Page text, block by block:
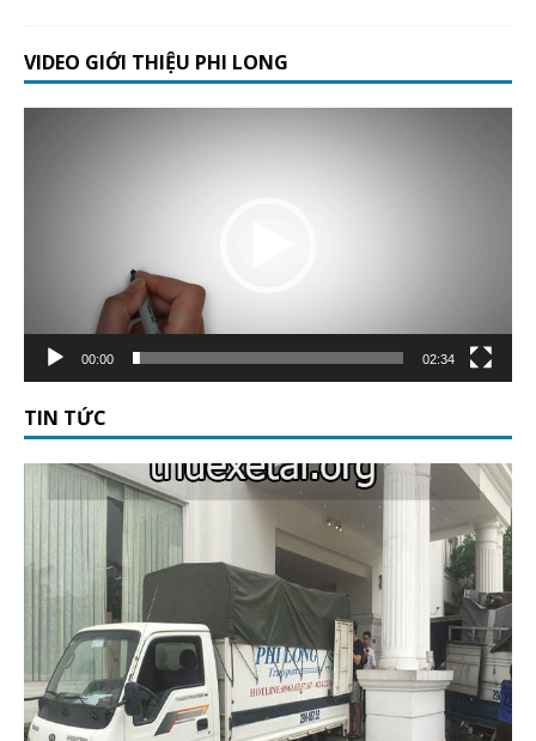
VIDEO GIỚI THIỆU PHI LONG
00:00 02:34
TIN TỨC